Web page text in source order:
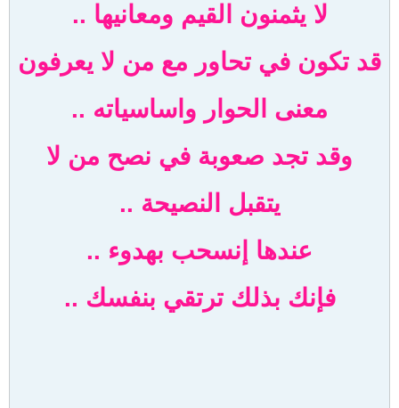
لا يثمنون القيم ومعانيها ..
قد تكون في تحاور مع من لا يعرفون
معنى الحوار واساسياته ..
وقد تجد صعوبة في نصح من لا
يتقبل النصيحة ..
عندها إنسحب بهدوء ..
فإنك بذلك ترتقي بنفسك ..